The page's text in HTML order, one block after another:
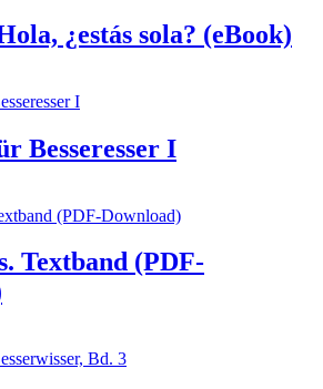
¿estás sola? (eBook)
Besseresser I
Textband (PDF-